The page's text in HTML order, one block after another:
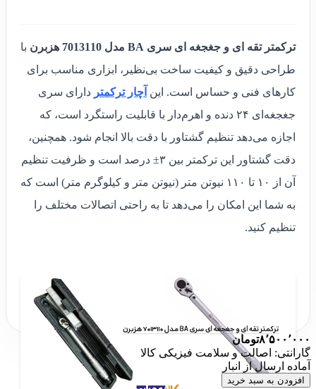
ترکمتر تقه ای و جغجغه ای سری BA مدل 7013110 هزبرن
با
طراحی دقیق و کیفیت ساخت بی‌نظیر، ابزاری مناسب برای
کارهای فنی و حساس است. این آچار ترکمتر دارای سری
جغجغه‌ای ۲۴ دنده و اهرم‌دار با قابلیت راستگرد است، که
اجازه می‌دهد تنظیم گشتاور با دقت بالا انجام شود. همچنین،
دقت گشتاور این ترکمتر بین ۳± درصد است و ظرفیت تنظیم
آن از ۱۰ تا ۱۱۰ نیوتن متر (نیوتن متر و کیلوگرم متر) است که
به شما این امکان را می‌دهد تا به راحتی اتصالات مختلف را
تنظیم کنید.
۸٬۵۰۰٬۰۰۰تومان
گارانتی: اصالت و سلامت فیزیکی کالا
آماده ارسال از انبار
افزودن به سبد خرید